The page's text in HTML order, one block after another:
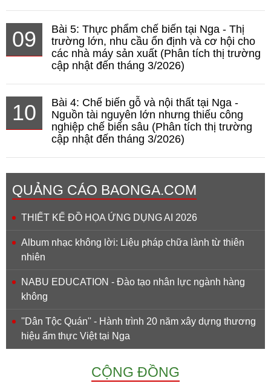
09
Bài 5: Thực phẩm chế biến tại Nga - Thị
trường lớn, nhu cầu ổn định và cơ hội cho
các nhà máy sản xuất (Phân tích thị trường
cập nhật đến tháng 3/2026)
10
Bài 4: Chế biến gỗ và nội thất tại Nga -
Nguồn tài nguyên lớn nhưng thiếu công
nghiệp chế biến sâu (Phân tích thị trường
cập nhật đến tháng 3/2026)
QUẢNG CÁO BAONGA.COM
THIẾT KẾ ĐỒ HỌA ỨNG DỤNG AI 2026
Album nhạc không lời: Liệu pháp chữa lành từ thiên
nhiên
NABU EDUCATION - Đào tạo nhân lực ngành hàng
không
''Dân Tộc Quán'' - Hành trình 20 năm xây dựng thương
hiệu ẩm thực Việt tại Nga
CỘNG ĐỒNG